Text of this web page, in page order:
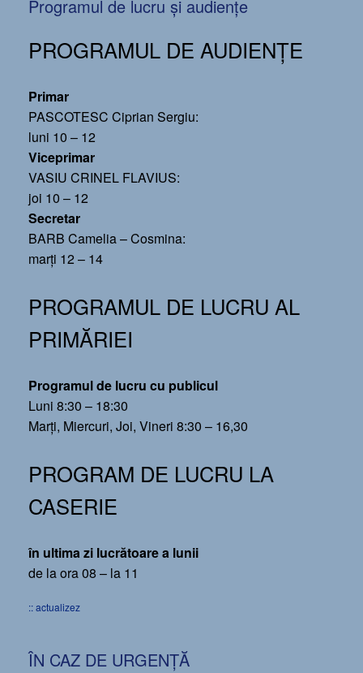
Programul de lucru și audiențe
PROGRAMUL DE AUDIENȚE
Primar
PASCOTESC Ciprian Sergiu:
luni 10 – 12
Viceprimar
VASIU CRINEL FLAVIUS:
joi 10 – 12
Secretar
BARB Camelia – Cosmina:
marți 12 – 14
PROGRAMUL DE LUCRU AL
PRIMĂRIEI
Programul de lucru cu publicul
Luni 8:30 – 18:30
Marți, Miercuri, Joi, Vineri 8:30 – 16,30
PROGRAM DE LUCRU LA
CASERIE
în ultima zi lucrătoare a lunii
de la ora 08 – la 11
:: actualizez
ÎN CAZ DE URGENȚĂ